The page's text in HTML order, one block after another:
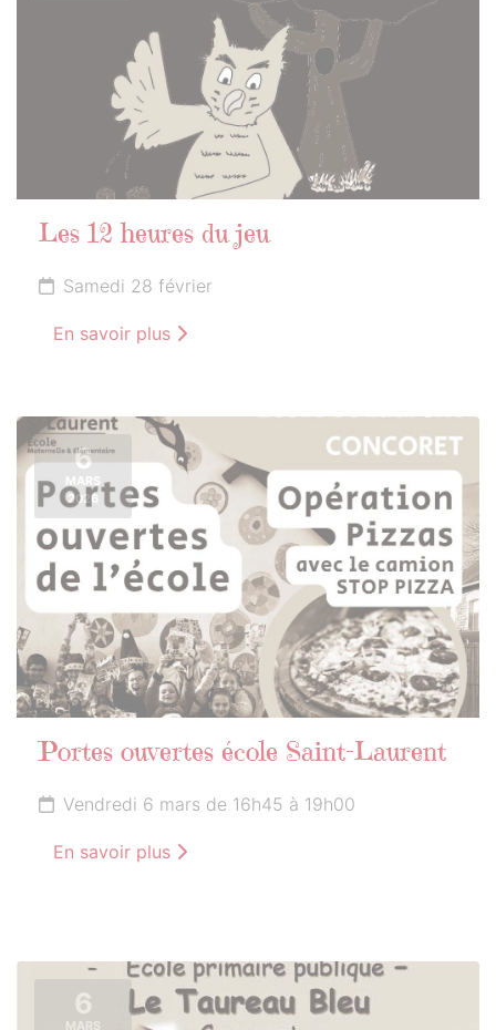
Les 12 heures du jeu
Samedi 28 février
En savoir plus
6
MARS
2026
Portes ouvertes école Saint-Laurent
Vendredi 6 mars de 16h45 à 19h00
En savoir plus
6
MARS